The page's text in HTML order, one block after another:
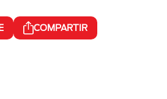
COMPARTIR